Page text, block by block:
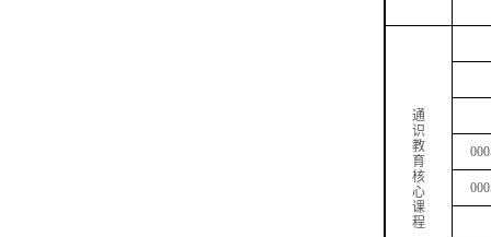
通
识
教
育
核
心
课
程